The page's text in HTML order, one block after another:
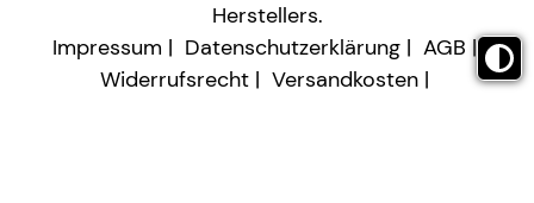
Herstellers.
Impressum
Datenschutzerklärung
AGB
Widerrufsrecht
Versandkosten